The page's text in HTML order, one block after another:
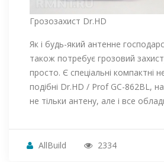
Грозозахист Dr.HD
Як і будь-який антенне
також потребує грозовий
просто. Є спеціальні компактні
подібні Dr.HD / Prof GC-862BL,
не тільки антену, але і все
AllBuild 2334